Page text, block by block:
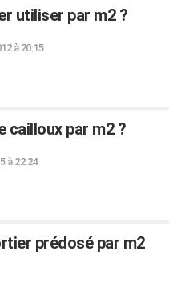
utiliser par m2 ?
à 20:15
cailloux par m2 ?
à 22:24
prédosé par m2